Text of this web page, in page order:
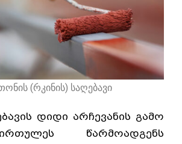
(რკინის) საღებავი
დიდი არჩევანის გამო
წარმოადგენს